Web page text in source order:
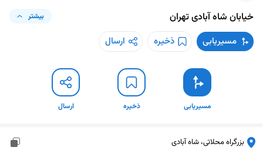
خیابان شاه آبادیتهران بیشتر
مسیریابی ذخیره ارسال
مسیریابی ذخیره ارسال
بزرگراه محلاتی، شاه آبادی